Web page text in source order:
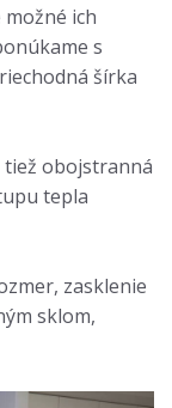
ich
s
šírka
tiež obojstranná
tepla
zasklenie
sklom,